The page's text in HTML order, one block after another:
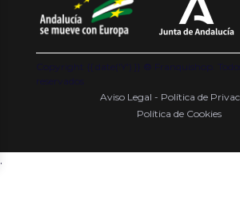
Copyright {{ date('Y') }} ® Franquishop.
reservados
Aviso Legal - Política de
Política de Cookies
.